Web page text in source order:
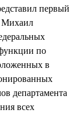
первый
Михаил
функции по
в
департамента
всех